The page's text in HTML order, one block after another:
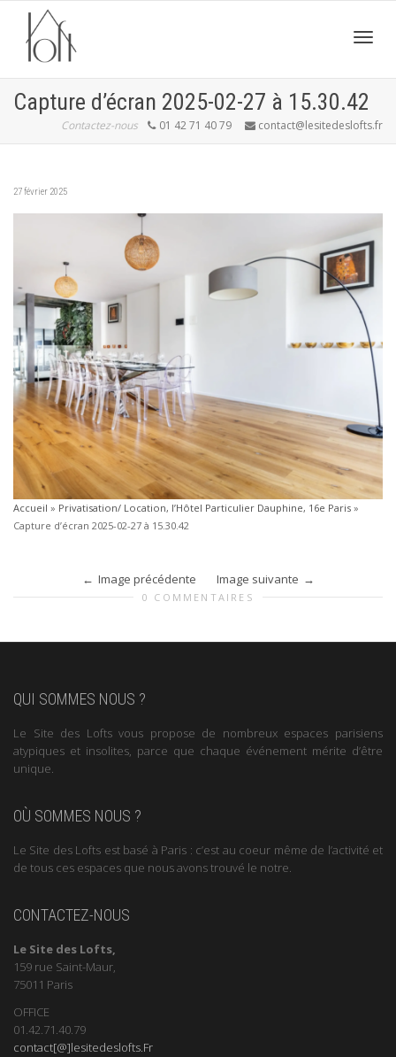
Capture d’écran 2025-02-27 à 15.30.42
Contactez-nous 01 42 71 40 79 contact@lesitedeslofts.fr
27 février 2025
Accueil » Privatisation/ Location, l’Hôtel Particulier Dauphine, 16e Paris »
Capture d’écran 2025-02-27 à 15.30.42
Image précédente Image suivante
0 COMMENTAIRES
QUI SOMMES NOUS ?
Le Site des Lofts vous propose de nombreux espaces parisiens
atypiques et insolites, parce que chaque événement mérite d’être
unique.
OÙ SOMMES NOUS ?
Le Site des Lofts est basé à Paris : c’est au coeur même de l’activité et
de tous ces espaces que nous avons trouvé le notre.
CONTACTEZ-NOUS
Le Site des Lofts,
159 rue Saint-Maur,
75011 Paris
OFFICE
01.42.71.40.79
contact[@]lesitedeslofts.Fr